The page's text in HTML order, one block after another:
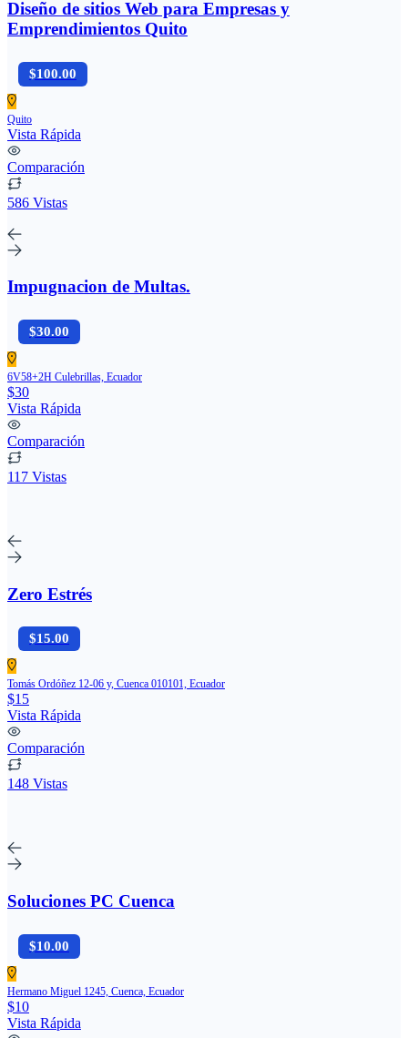
Diseño de sitios Web para Empresas y
Emprendimientos Quito
$100.00
Quito
Vista Rápida
Comparación
586 Vistas
Impugnacion de Multas.
$30.00
6V58+2H Culebrillas, Ecuador
$30
Vista Rápida
Comparación
117 Vistas
Zero Estrés
$15.00
Tomás Ordóñez 12-06 y, Cuenca 010101, Ecuador
$15
Vista Rápida
Comparación
148 Vistas
Soluciones PC Cuenca
$10.00
Hermano Miguel 1245, Cuenca, Ecuador
$10
Vista Rápida